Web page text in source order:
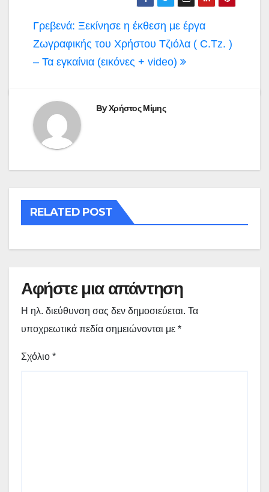
Πλοήγηση
άρθρων
Γρεβενά: Ξεκίνησε η έκθεση με έργα
Ζωγραφικής του Χρήστου Τζιόλα ( C.Tz. )
– Τα εγκαίνια (εικόνες + video)
ByΧρήστος Μίμης
RELATED POST
Αφήστε μια απάντηση
Η ηλ. διεύθυνση σας δεν δημοσιεύεται. Τα
υποχρεωτικά πεδία σημειώνονται με *
Σχόλιο *